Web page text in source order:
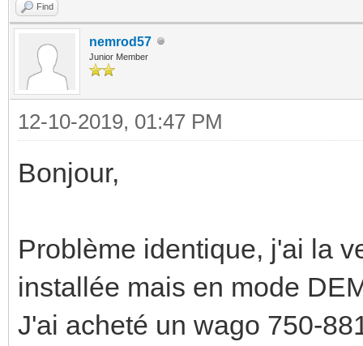
Find
nemrod57
Junior Member
12-10-2019, 01:47 PM
Bonjour,
Problème identique, j'ai la
installée mais en mode
J'ai acheté un wago 750-